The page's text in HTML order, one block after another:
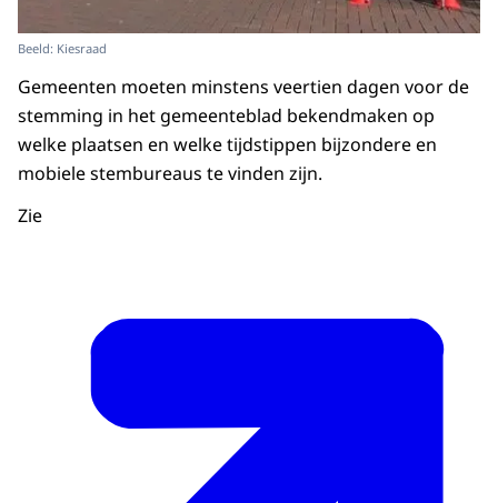
Beeld: Kiesraad
Gemeenten moeten minstens veertien dagen voor de
stemming in het gemeenteblad bekendmaken op
welke plaatsen en welke tijdstippen bijzondere en
mobiele stembureaus te vinden zijn.
Zie